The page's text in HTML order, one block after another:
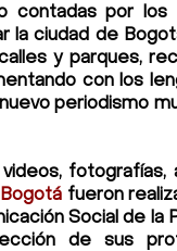
contadas por los
la ciudad de
y parques,
con los
periodismo
fotografías,
fueron
Social de la
de sus